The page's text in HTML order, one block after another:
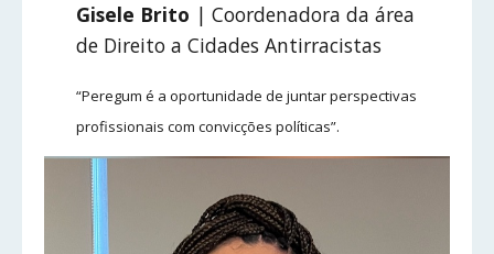
Gisele Brito | Coordenadora da área
de Direito a Cidades Antirracistas
“Peregum é a oportunidade de juntar perspectivas
profissionais com convicções políticas”.